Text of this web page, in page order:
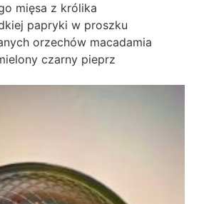
mięsa z królika
papryki w proszku
orzechów macadamia
czarny pieprz